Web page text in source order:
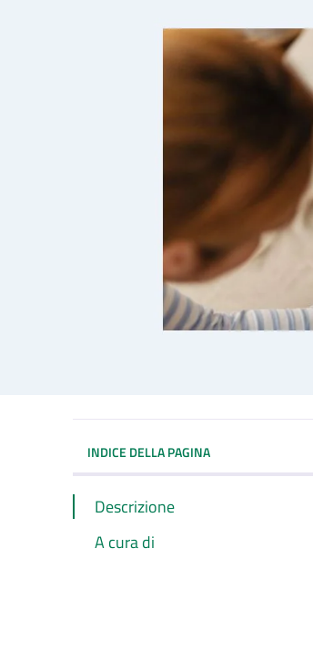
INDICE DELLA PAGINA
Descrizione
A cura di